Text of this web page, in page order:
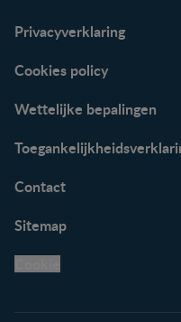
Privacyverklaring
Cookies policy
Wettelijke bepalingen
Contact
Sitemap